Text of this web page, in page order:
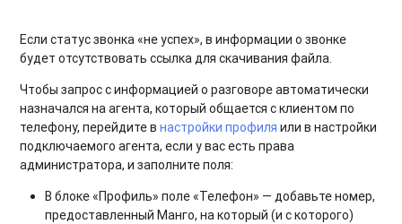
Если статус звонка «не успех», в информации о звонке
будет отсутствовать ссылка для скачивания файла.
Чтобы запрос с информацией о разговоре автоматически
назначался на агента, который общается с клиентом по
телефону, перейдите внастройки профиля или в настройки
подключаемого агента, если у вас есть права
администратора, и заполните поля:
В блоке «Профиль» поле «Телефон» — добавьте номер,
предоставленный Манго, на который (и с которого)